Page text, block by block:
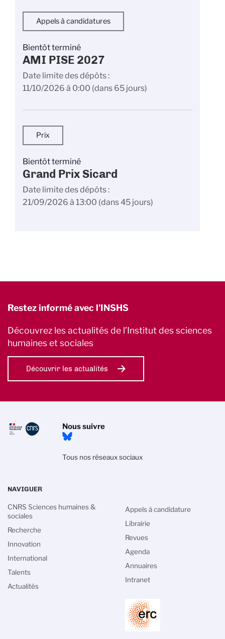
Appels à candidatures
Bientôt terminé
AMI PISE 2027
Date limite des dépôts
11/10/2026 à 0:00 (dans 65 jours)
Prix
Bientôt terminé
Grand Prix Sicard
Date limite des dépôts
21/09/2026 à 13:00 (dans 45 jours)
Restez informé avec l'INSHS
Découvrez les actualités de l’Institut des sciences
humaines et sociales
Découvrir les actualités
Nous suivre
Tous nos réseaux sociaux
NAVIGUER
CNRS Sciences humaines &
sociales
Recherche
Innovation
International
Talents
Actualités
Appels à candidature
Librairie
Revues
Agenda
Annuaires
Intranet